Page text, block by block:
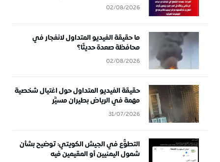
02/08/2026
ما حقيقة الفيديو المتداول لانفجار في
محافظة صعدة حديثًا؟
02/08/2026
حقيقة الفيديو المتداول حول اغتيال شخصية
مهمة في الرياض بطيران مسيَّر
31/07/2026
التطوُّع في الجيش الكويتي: توضيح بشأن
شمول اليمنيين أو المقيمين فيه